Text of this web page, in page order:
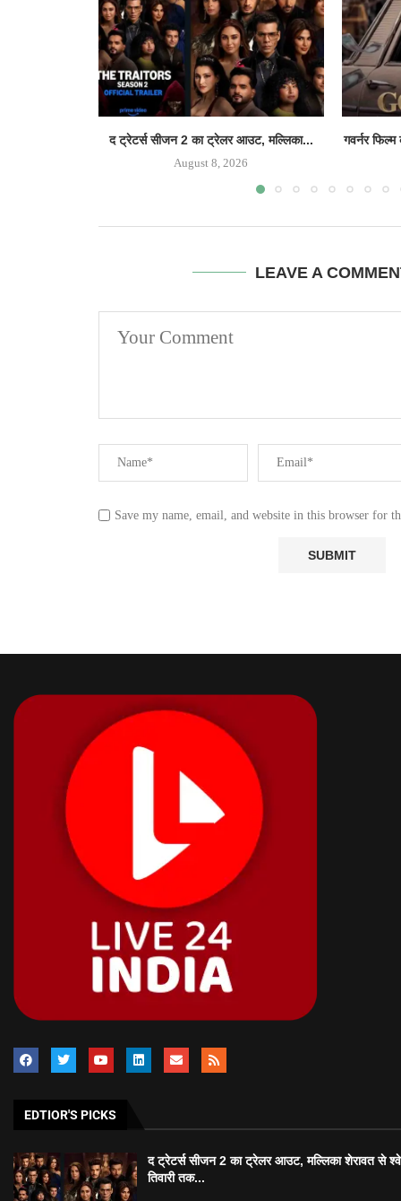
द ट्रेटर्स सीजन 2 का ट्रेलर आउट, मल्लिका...
August 8, 2026
गवर्नर
LEAVE A
Save my name, email, and website in this browser for
EDTIOR'S PICKS
द ट्रेटर्स सीजन 2 का ट्रेलर आउट, मल्लिका शेरावत से
तिवारी तक...